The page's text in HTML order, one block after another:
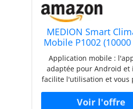
MEDION Smart
Mobile P1002 (10000
en-1,
Ventilation, jusqu'à
de joint de fenêtre,
sommeil,
Télécommande,
Application mobile :
adaptée pour Android et
facilite l'utilisation et vous
commander facilement
fonctions via votre